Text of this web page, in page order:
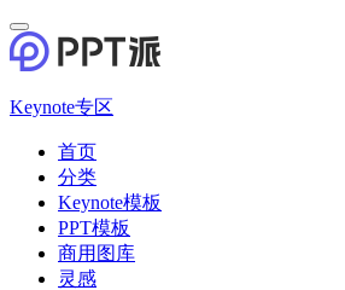
Keynote专区
首页
分类
Keynote模板
PPT模板
商用图库
灵感